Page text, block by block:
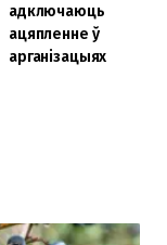
адключаюць
ацяпленне ў
арганізацыях